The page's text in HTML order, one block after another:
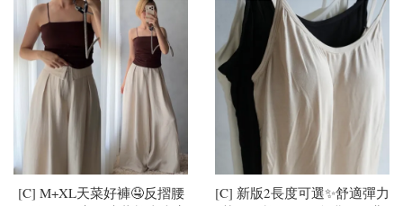
[C] M+XL天菜好褲🤤反摺腰
[C] 新版2長度可選✨舒適彈力